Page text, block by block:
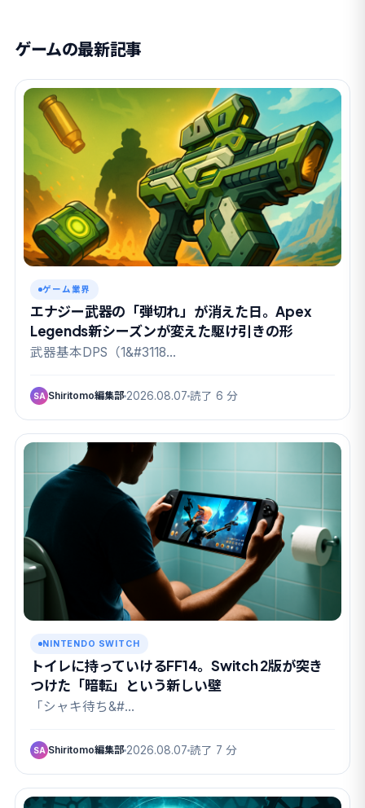
ゲームの最新記事
ゲーム業界
エナジー武器の「弾切れ」が消えた日。Apex
Legends新シーズンが変えた駆け引きの形
武器基本DPS（1&#3118…
SA Shiritomo編集部 2026.08.07 読了 6 分
NINTENDO SWITCH
トイレに持っていけるFF14。Switch 2版が突き
つけた「暗転」という新しい壁
「シャキ待ち&#…
SA Shiritomo編集部 2026.08.07 読了 7 分